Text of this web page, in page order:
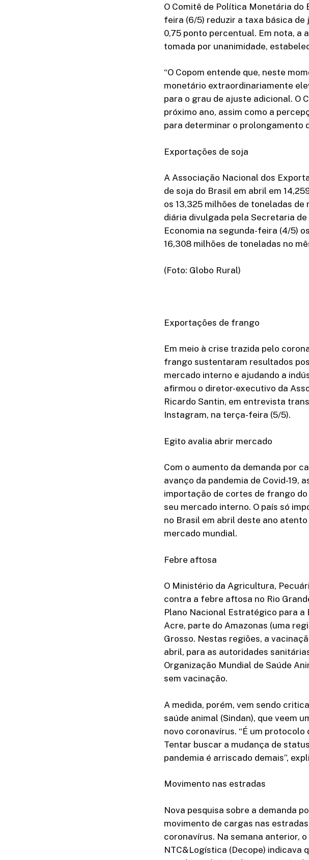
O Comitê de Política Monetária do
feira (6/5) reduzir a taxa básica de
0,75 ponto percentual. Em nota, a
tomada por unanimidade,
“O Copom entende que, neste
monetário extraordinariamente
para o grau de ajuste adicional. O
próximo ano, assim como a
para determinar o prolongamento
Exportações de soja
A Associação Nacional dos
de soja do Brasil em abril em
os 13,325 milhões de toneladas
diária divulgada pela Secretaria
Economia na segunda-feira (4/5)
16,308 milhões de toneladas no
(Foto: Globo Rural)
Exportações de frango
Em meio à crise trazida pelo
frango sustentaram resultados
mercado interno e ajudando a
afirmou o diretor-executivo da
Ricardo Santin, em entrevista
Instagram, na terça-feira (5/5).
Egito avalia abrir mercado
Com o aumento da demanda por
avanço da pandemia de Covid-19,
importação de cortes de frango
seu mercado interno. O país só
no Brasil em abril deste ano
mercado mundial.
Febre aftosa
O Ministério da Agricultura,
contra a febre aftosa no Rio
Plano Nacional Estratégico para a
Acre, parte do Amazonas (uma
Grosso. Nestas regiões, a
abril, para as autoridades
Organização Mundial de Saúde
sem vacinação.
A medida, porém, vem sendo
saúde animal (Sindan), que veem
novo coronavírus. “É um
Tentar buscar a mudança de
pandemia é arriscado demais”,
Movimento nas estradas
Nova pesquisa sobre a demanda
movimento de cargas nas
coronavírus. Na semana anterior,
NTC&Logística (Decope) indicava